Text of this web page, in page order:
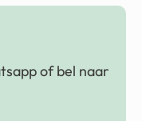
of bel naar